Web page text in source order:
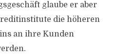
glaube er aber
die höheren
an ihre Kunden